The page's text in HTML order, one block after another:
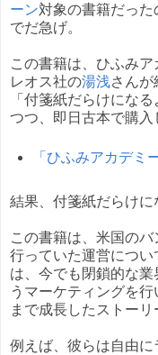
ーン対象の書籍だった
でだ急げ。
この書籍は、ひふみア
レオス社の湯浅さんが
「付箋紙だらけにな
つつ、即日古本で購入
「ひふみアカデミ
結果、付箋紙だらけに
この書籍は、米国の
行っていた運営につ
は、今でも閉鎖的な
うマーケティングを
まで成長したストーリ
例えば、彼らは自由